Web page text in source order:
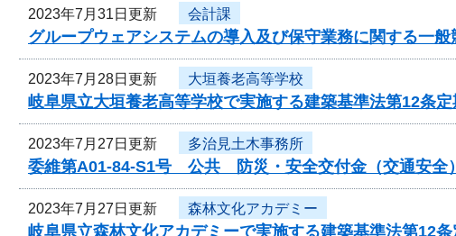
2023年7月31日更新 会計課
グループウェアシステムの導入及び保守業務に関する一般
2023年7月28日更新 大垣養老高等学校
岐阜県立大垣養老高等学校で実施する建築基準法第12条
2023年7月27日更新 多治見土木事務所
委維第A01-84-S1号 公共 防災・安全交付金（交通安全
2023年7月27日更新 森林文化アカデミー
岐阜県立森林文化アカデミーで実施する建築基準法第12